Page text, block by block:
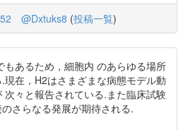
@Dxtuks8 (投稿一覧)
もあるため，細胞内 のあらゆる場所
現在，H2はさまざまな病態モデル動
次々と報告されている.また臨床試験
さらなる発展が期待される.